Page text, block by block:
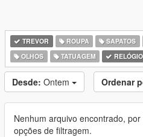
TREVOR ROUPA SAPATOS
OLHOS
TATUAGEM RELÓGIO
Desde: Ontem Ordenar
Nenhum arquivo encontrado,
opções de filtragem.